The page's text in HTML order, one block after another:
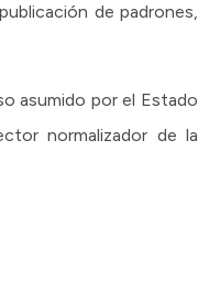
de padrones,
asumido por el Estado
normalizador de la